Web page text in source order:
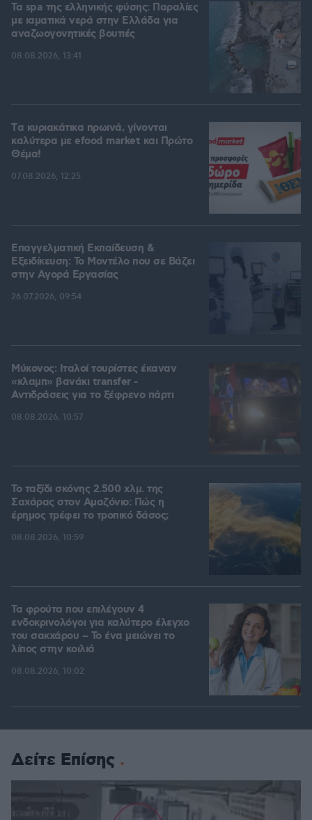
Τα spa της ελληνικής φύσης: Παραλίες
με ιαματικά νερά στην Ελλάδα για
αναζωογονητικές βουτιές
08.08.2026, 13:41
Tα κυριακάτικα πρωινά, γίνονται
καλύτερα με efood market και Πρώτο
Θέμα!
07.08.2026, 12:25
Επαγγελματική Εκπαίδευση &
Εξειδίκευση: Το Mοντέλο που σε Bάζει
στην Aγορά Eργασίας
26.07.2026, 09:54
Μύκονος: Ιταλοί τουρίστες έκαναν
«κλαμπ» βανάκι transfer -
Αντιδράσεις για το ξέφρενο πάρτι
08.08.2026, 10:57
Το ταξίδι σκόνης 2.500 χλμ. της
Σαχάρας στον Αμαζόνιο: Πώς η
έρημος τρέφει το τροπικό δάσος;
08.08.2026, 10:59
Τα φρούτα που επιλέγουν 4
ενδοκρινολόγοι για καλύτερο έλεγχο
του σακχάρου – Το ένα μειώνει το
λίπος στην κοιλιά
08.08.2026, 10:02
Δείτε Επίσης